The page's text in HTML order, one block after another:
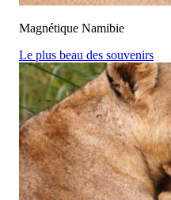
Magnétique Namibie
Le plus beau des souvenirs